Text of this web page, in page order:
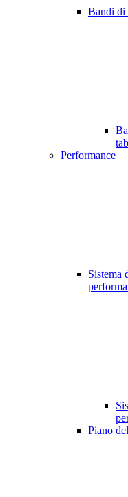
Bandi di
Performance
Sistema
Piano